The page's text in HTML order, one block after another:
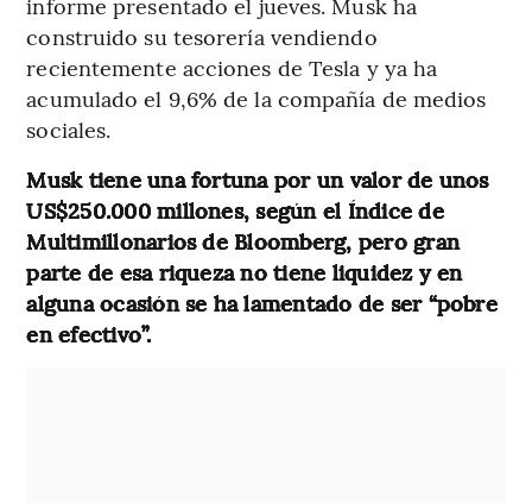
construido su tesorería vendiendo
recientemente acciones de Tesla y ya ha
acumulado el 9,6% de la compañía de medios
sociales.
Musk tiene una fortuna por un valor de unos
US$250.000 millones, según el Índice de
Multimillonarios de Bloomberg, pero gran
parte de esa riqueza no tiene liquidez y en
alguna ocasión se ha lamentado de ser “pobre
en efectivo”.